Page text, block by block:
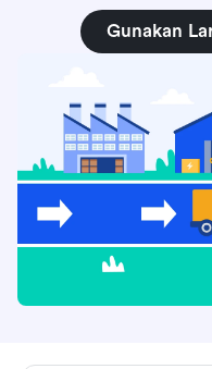
Gunakan
Apakah